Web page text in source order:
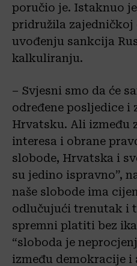
poručio je. Istaknuo
pridružila zajedničkoj
uvođenju sankcija
kalkuliranju.
– Svjesni smo da će
određene posljedice i
Hrvatsku. Ali između
interesa i obrane
slobode, Hrvatska i
su jedino ispravno”,
naše slobode ima
odlučujući trenutak i
spremni platiti bez
“sloboda je
između demokracije i